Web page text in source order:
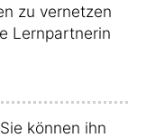
zu vernetzen
Lernpartnerin
können ihn